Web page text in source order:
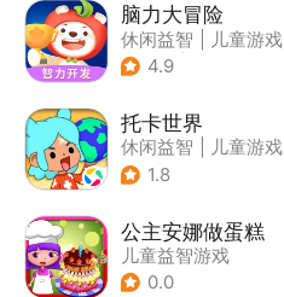
脑力大冒险
休闲益智
儿童游戏
| 卡通
4.9
托卡世界
休闲益智
儿童游戏
1.8
公主安娜做蛋糕
儿童益智游戏
0.0